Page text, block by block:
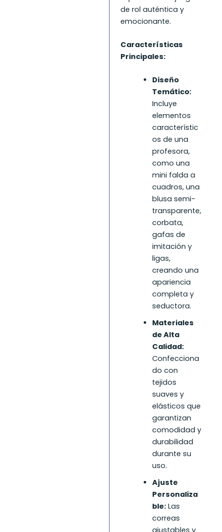
de rol auténtica y
emocionante.
Características
Principales:
Diseño
Temático:
Incluye
elementos
característic
os de una
profesora,
como una
mini falda a
cuadros, una
blusa semi-
transparente,
corbata,
gafas de
imitación y
ligas,
creando una
apariencia
completa y
seductora.
Materiales
de Alta
Calidad:
Confecciona
do con
tejidos
suaves y
elásticos que
garantizan
comodidad y
durabilidad
durante su
uso.
Ajuste
Personaliza
ble:Las
correas